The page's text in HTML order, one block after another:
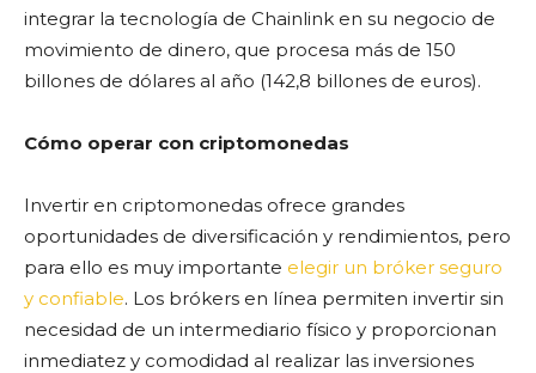
integrar la tecnología de Chainlink en su negocio de
movimiento de dinero, que procesa más de 150
billones de dólares al año (142,8 billones de euros).
Cómo operar con criptomonedas
Invertir en criptomonedas ofrece grandes
oportunidades de diversificación y rendimientos, pero
para ello es muy importante elegir un bróker seguro
y confiable. Los brókers en línea permiten invertir sin
necesidad de un intermediario físico y proporcionan
inmediatez y comodidad al realizar las inversiones